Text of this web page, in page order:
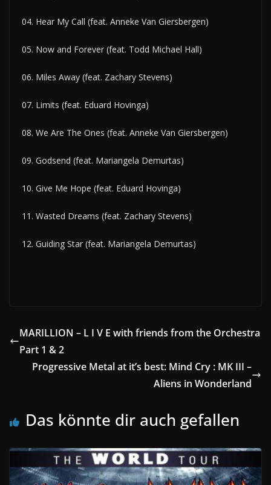
04. Hear My Call (feat. Anneke Van Giersbergen)
05. Now and Forever (feat. Todd Michael Hall)
06. Miles Away (feat. Zachary Stevens)
07. Limits (feat. Eduard Hovinga)
08. We Are The Ones (feat. Anneke Van Giersbergen)
09. Godsend (feat. Mariangela Demurtas)
10. Give Me Hope (feat. Eduard Hovinga)
11. Wasted Dreams (feat. Zachary Stevens)
12. Guiding Star (feat. Mariangela Demurtas)
MARILLION – L I V E with friends from the Orchestra
Part 1 & 2
Progressive Metal at it’s best: Mind Cry : MK III –
Aliens in Wonderland
Das könnte dir auch gefallen